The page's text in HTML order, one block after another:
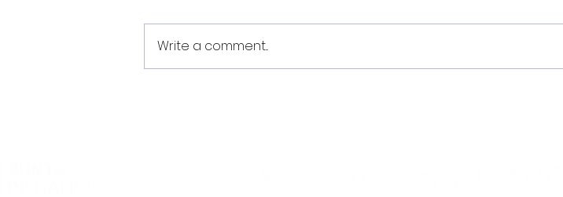
Write a comment...